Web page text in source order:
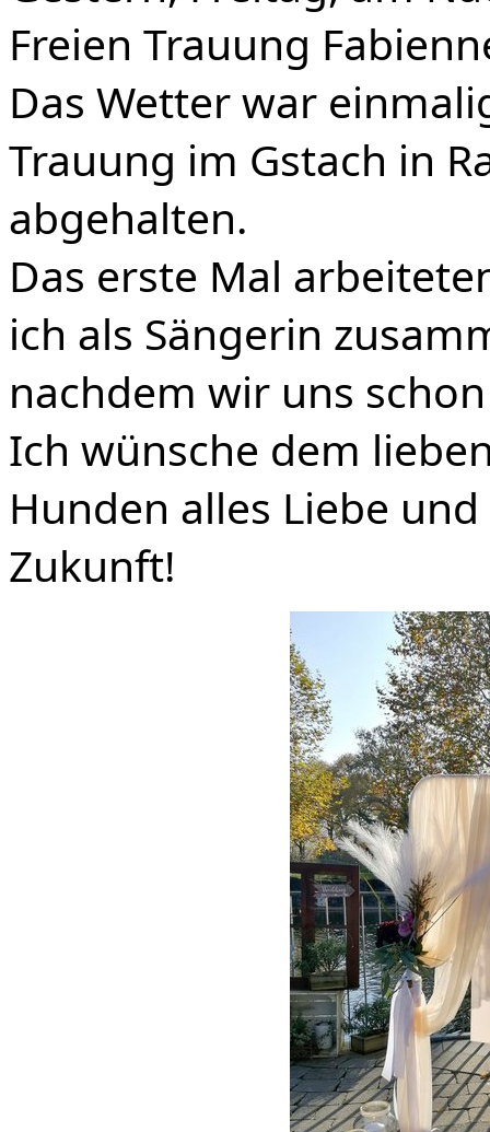
Freien Trauung
Das Wetter war
Trauung im Gstach in
abgehalten.
Das erste Mal
ich als Sängerin
nachdem wir uns
Ich wünsche dem
Hunden alles Liebe
Zukunft!